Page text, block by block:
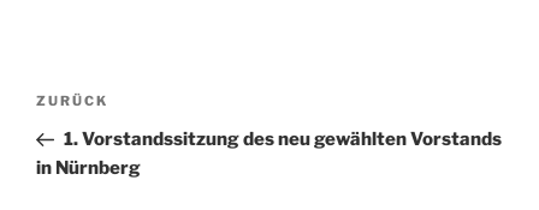
Beitragsnavigation
Vorheriger
Beitrag
ZURÜCK
1. Vorstandssitzung des neu gewählten Vorstands
in Nürnberg